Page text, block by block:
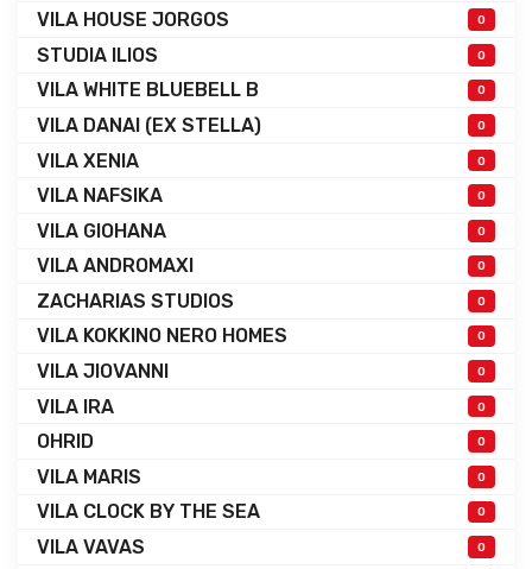
VILA HOUSE JORGOS 0
STUDIA ILIOS 0
VILA WHITE BLUEBELL B 0
VILA DANAI (EX STELLA) 0
VILA XENIA 0
VILA NAFSIKA 0
VILA GIOHANA 0
VILA ANDROMAXI 0
ZACHARIAS STUDIOS 0
VILA KOKKINO NERO HOMES 0
VILA JIOVANNI 0
VILA IRA 0
OHRID 0
VILA MARIS 0
VILA CLOCK BY THE SEA 0
VILA VAVAS 0